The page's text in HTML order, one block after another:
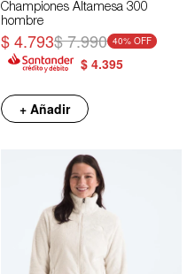
Championes Altamesa 300
hombre
$4.793$7.990 40
$ 4.395
+ Añadir